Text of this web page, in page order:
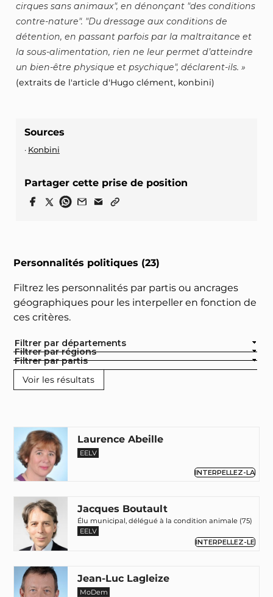
Personnalités politiques (23)
Filtrez les personnalités par partis ou ancrages
géographiques pour les interpeller en fonction de
ces critères.
Filtrer par départements
Filtrer par régions
Filtrer par partis
Laurence Abeille
EELV
INTERPELLEZ-LA
Jacques Boutault
Élu municipal, délégué à la condition animale (75)
EELV
INTERPELLEZ-LE
Jean-Luc Lagleize
MoDem
cirques sans animaux", en dénonçant "des conditions
contre-nature". "Du dressage aux conditions de
détention, en passant parfois par la maltraitance et
la sous-alimentation, rien ne leur permet d’atteindre
un bien-être physique et psychique", déclarent-ils.
(extraits de l'article d'Hugo clément, konbini)
Sources
Konbini
Partager cette prise de position